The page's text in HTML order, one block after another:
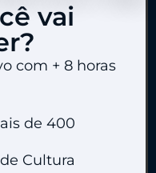
vai
com + 8 horas
de 400
Cultura